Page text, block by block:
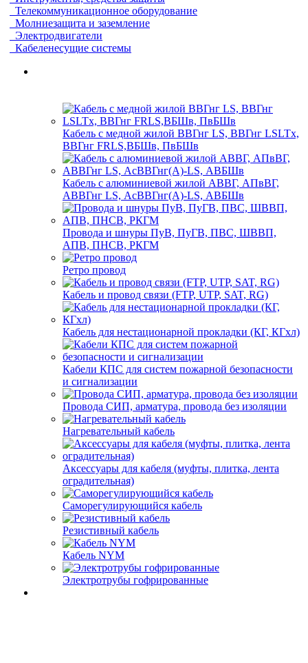
Телекоммуникационное оборудование
Молниезащита и заземление
Электродвигатели
Кабеленесущие системы
Кабель с медной жилой ВВГнг LS, ВВГнг LSLTx,
ВВГнг FRLS,ВБШв, ПвБШв
Кабель с алюминиевой жилой АВВГ, АПвВГ,
АВВГнг LS, АсВВГнг(А)-LS, АВБШв
Провода и шнуры ПуВ, ПуГВ, ПВС, ШВВП,
АПВ, ПНСВ, РКГМ
Ретро провод
Кабель и провод связи (FTP, UTP, SAT, RG)
Кабель для нестационарной прокладки (КГ, КГхл)
Кабели КПС для систем пожарной безопасности
и сигнализации
Провода СИП, арматура, провода без изоляции
Нагревательный кабель
Аксессуары для кабеля (муфты, плитка, лента
оградительная)
Саморегулирующийся кабель
Резистивный кабель
Кабель NYM
Электротрубы гофрированные